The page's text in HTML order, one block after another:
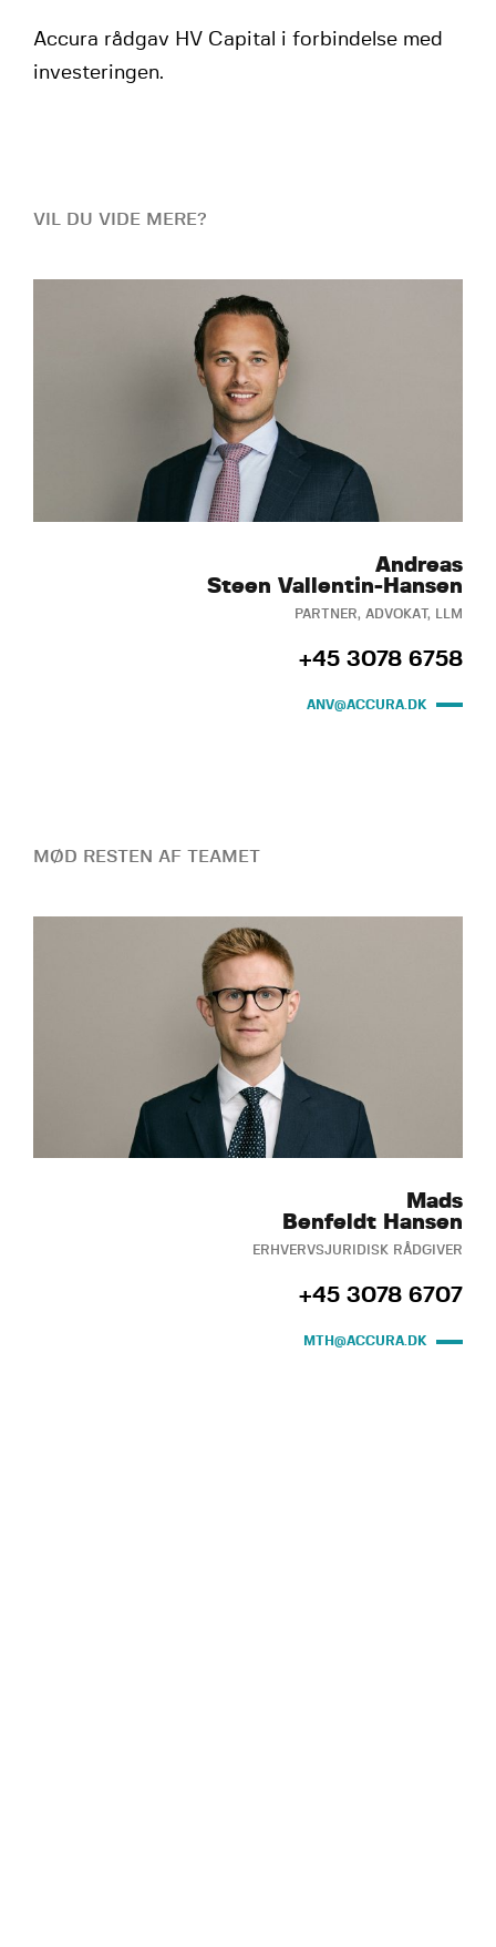
Accura rådgav HV Capital i forbindelse med
investeringen.
VIL DU VIDE MERE?
Andreas
Steen Vallentin-Hansen
PARTNER, ADVOKAT, LLM
+45 3078 6758
ANV@ACCURA.DK
MØD RESTEN AF TEAMET
Mads
Benfeldt Hansen
ERHVERVSJURIDISK RÅDGIVER
+45 3078 6707
MTH@ACCURA.DK